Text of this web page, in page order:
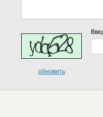
обновить